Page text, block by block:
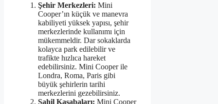
Şehir Merkezleri: Mini
Cooper’ın küçük ve manevra
kabiliyeti yüksek yapısı, şehir
merkezlerinde kullanımı için
mükemmeldir. Dar sokaklarda
kolayca park edilebilir ve
trafikte hızlıca hareket
edebilirsiniz. Mini Cooper ile
Londra, Roma, Paris gibi
büyük şehirlerin tarihi
merkezlerini gezebilirsiniz.
Sahil Kasabaları: Mini Cooper